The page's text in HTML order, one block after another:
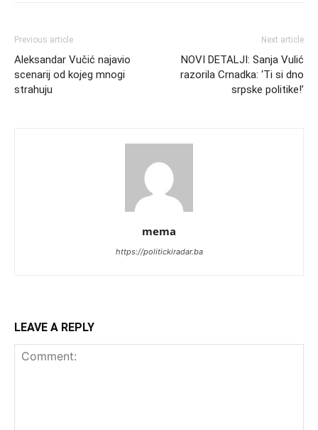
Previous article
Aleksandar Vučić najavio
scenarij od kojeg mnogi
strahuju
Next article
NOVI DETALJI: Sanja Vulić
razorila Crnadka: ‘Ti si dno
srpske politike!’
mema
https://politickiradar.ba
LEAVE A REPLY